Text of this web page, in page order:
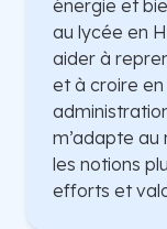
énergie et
au lycée en
aider à
et à croire
m’adapte au
les notions
efforts et